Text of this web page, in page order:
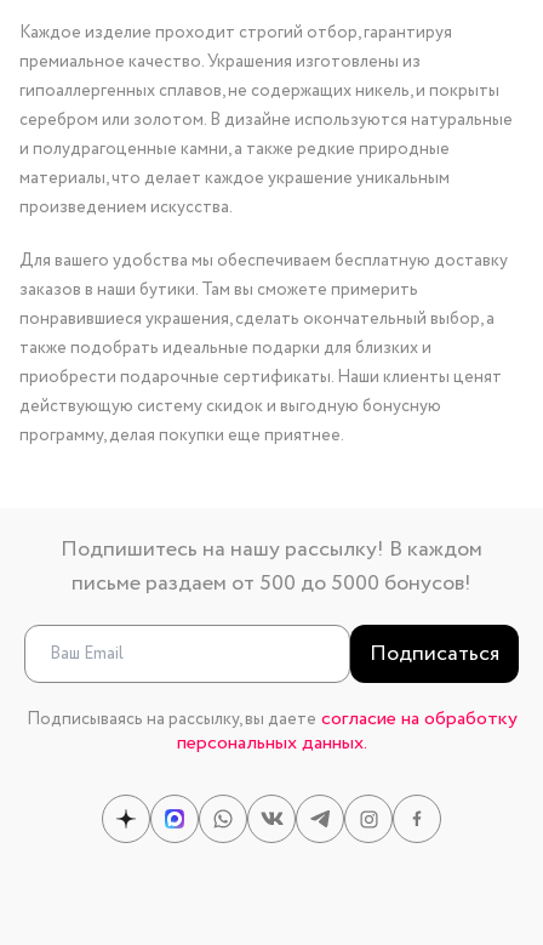
Каждое изделие проходит строгий отбор, гарантируя
премиальное качество. Украшения изготовлены из
гипоаллергенных сплавов, не содержащих никель, и покрыты
серебром или золотом. В дизайне используются натуральные
и полудрагоценные камни, а также редкие природные
материалы, что делает каждое украшение уникальным
произведением искусства.
Для вашего удобства мы обеспечиваем бесплатную доставку
заказов в наши бутики. Там вы сможете примерить
понравившиеся украшения, сделать окончательный выбор, а
также подобрать идеальные подарки для близких и
приобрести подарочные сертификаты. Наши клиенты ценят
действующую систему скидок и выгодную бонусную
программу, делая покупки еще приятнее.
Подпишитесь на нашу рассылку! В каждом
письме раздаем от 500 до 5000 бонусов!
Подписаться
Подписываясь на рассылку, вы даете согласие на обработку
персональных данных.